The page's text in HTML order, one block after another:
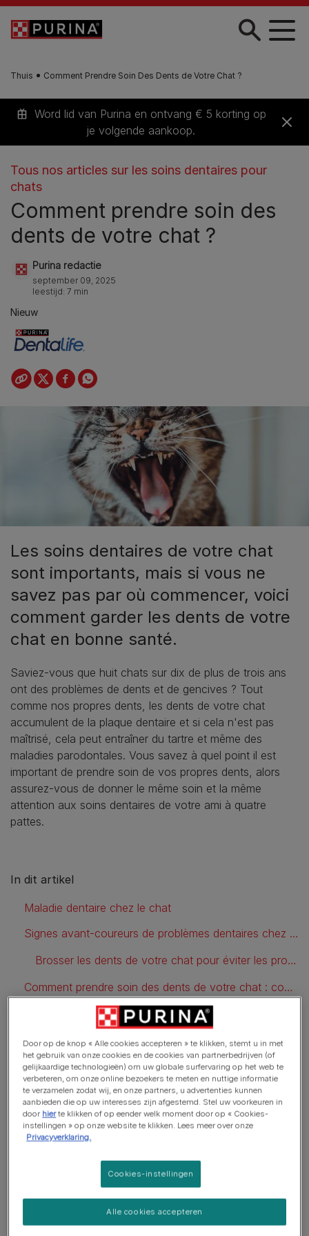
Skip to main content
Thuis Comment Prendre Soin Des Dents de Votre Chat ?
Word lid van Purina en ontvang € 5 korting op
je volgende aankoop.
Tous nos articles sur les soins dentaires pour
chats
Comment prendre soin des
dents de votre chat ?
Purina redactie
september 09, 2025
leestijd: 7 min
Nieuw
Les soins dentaires de votre chat
sont importants, mais si vous ne
savez pas par où commencer, voici
comment garder les dents de votre
chat en bonne santé.
Saviez-vous que huit chats sur dix de plus de trois ans
ont des problèmes de dents et de gencives ? Tout
comme nos propres dents, les dents de votre chat
accumulent de la plaque dentaire et si cela n'est pas
maîtrisé, cela peut entraîner du tartre et même des
maladies parodontales. Vous savez à quel point il est
important de prendre soin de vos propres dents, alors
assurez-vous de donner le même soin et la même
attention aux soins dentaires de votre ami à quatre
pattes.
In dit artikel
Maladie dentaire chez le chat
Signes avant-coureurs de problèmes dentaires chez le chat
Brosser les dents de votre chat pour éviter les problèmes dentaires
Comment prendre soin des dents de votre chat : conseils de soins dentaires pour chats
Produits de soins dentaires pour chats
Maladie dentaire chez le chat
Les chats accumulent de la plaque sur leurs dents tout
comme nous. Si elle reste, cela durcit pour former du
tartre, qui irrite les gencives causant une gingivite et peut
finalement conduire à la perte des dents. Si votre chat
souffre d'une maladie dentaire grave et qu'elle n'est pas
entraîner d'autres complications telles que des problèmes
cardiaques et rénaux.
Door op de knop « Alle cookies accepteren » te klikken, stemt u in met
het gebruik van onze cookies en de cookies van partnerbedrijven (of
gelijkaardige technologieën) om uw globale surfervaring op het web te
verbeteren, om onze online bezoekers te meten en nuttige informatie
te verzamelen zodat wij, en onze partners, u advertenties kunnen
aanbieden die op uw interesses zijn afgestemd. Stel uw voorkeuren in
door hierte klikken of op eender welk moment door op « Cookies-
instellingen » op onze website te klikken. Lees meer over onze
Privacyverklaring.
Cookies-instellingen
Alle cookies accepteren